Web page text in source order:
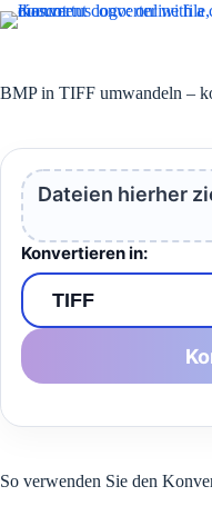
Zum
Inhalt
BMP in TIFF umwandeln –
Dateien hierher
Konvertieren in:
So verwenden Sie den